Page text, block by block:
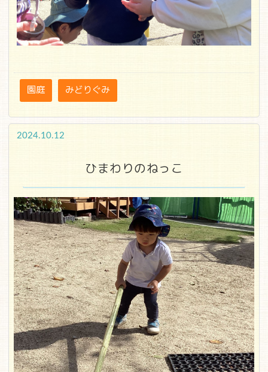
園庭 みどりぐみ
2024.10.12
ひまわりのねっこ